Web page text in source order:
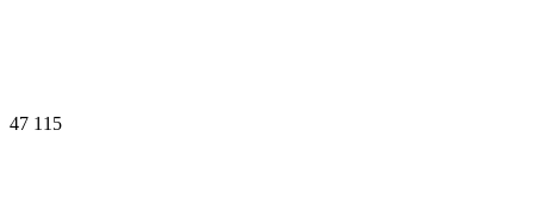
47 115